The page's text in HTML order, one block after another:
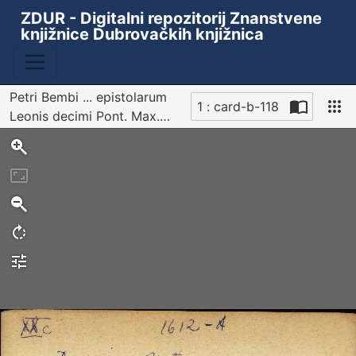
ZDUR - Digitalni repozitorij Znanstvene
knjižnice Dubrovačkih knjižnica
Petri Bembi ... epistolarum
Leonis decimi Pont. Max.
nomine scriptarum libri ...
1 : card-b-118
Sken